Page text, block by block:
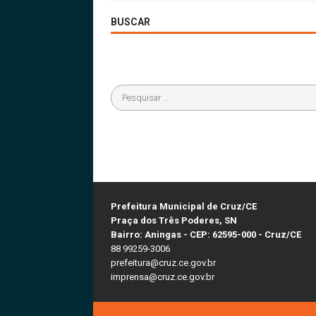
BUSCAR
Prefeitura Municipal de Cruz/CE
Praça dos Três Poderes, SN
Bairro: Aningas - CEP: 62595-000 - Cruz/CE
88 99259-3006
prefeitura@cruz.ce.gov.br
imprensa@cruz.ce.gov.br